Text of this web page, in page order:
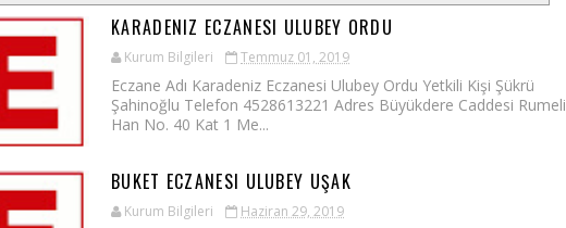
KARADENIZ ECZANESI ULUBEY ORDU
Kurum Bilgileri Temmuz 01, 2019
Eczane Adı Karadeniz Eczanesi Ulubey Ordu Yetkili Kişi Şükrü
Şahinoğlu Telefon 4528613221 Adres Büyükdere Caddesi Rumeli
Han No. 40 Kat 1 Me...
BUKET ECZANESI ULUBEY UŞAK
Kurum Bilgileri Haziran 29, 2019